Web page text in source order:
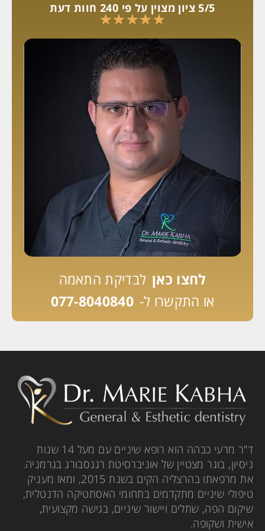
5/5 ציון מצוין על פי 240 חוות דעת
★
★
★
★
★
לחצו כאן לבדיקת התאמה
או התקשרו ל- 077-8040840
ד"ר מרעי כבהה הוא רופא שיניים עם מעל 14 שנות
ניסיון, בוגר מצטיין של אוניברסיטת רגנסבורג בגרמניה.
את מרפאתו בהרצליה הקים בשנת 2015, ומאז מעניק
טיפולי שיניים מתקדמים בתחומי האסתטיקה הדנטלית,
שיקום הפה, שתלים ויישור שיניים, בגישה מקצועית,
אישית ושקופה.